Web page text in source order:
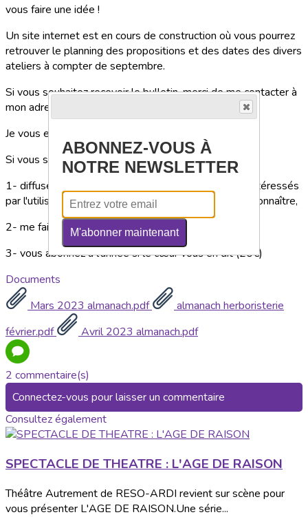
vous faire une idée !
Un site internet est en cours de construction où vous pourrez
retrouver le planning des propositions et des dates des divers
ateliers à compter de septembre.
Si vous souhaitez recevoir le bulletin, merci de me contacter à
mon adresse mail :
Je vous enregistrerai dans la liste de diffusion
Si vous souhaitez soutenir mon travail, vous pouvez :
1- diffuser ce bulletin à vos ami-es, connaissances, intéressés
par l'utilisation des plantes médicinales pour le faire connaître,
2- me faire un don à l'occasion !
3- vous abonnez à l'année si le cœur vous en dit (20€)
Documents
Mars 2023 almanach.pdf
almanach herboristerie
février.pdf
Avril 2023 almanach.pdf
2 commentaire(s)
Connectez-vous pour laisser un commentaire
Consultez également
SPECTACLE DE THEATRE : L'AGE DE RAISON
Théâtre Autrement de RESO-ARDI revient sur scène pour
vous présenter L'AGE DE RAISON.Une série...
ABONNEZ-VOUS À
NOTRE NEWSLETTER
M'abonner maintenant